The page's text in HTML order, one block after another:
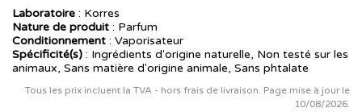
Laboratoire : Korres
Nature de produit : Parfum
Conditionnement : Vaporisateur
Spécificité(s) : Ingrédients d'origine naturelle, Non testé sur les
animaux, Sans matière d'origine animale, Sans phtalate
Tous les prix incluent la TVA - hors frais de livraison. Page mise à jour le
10/08/2026.